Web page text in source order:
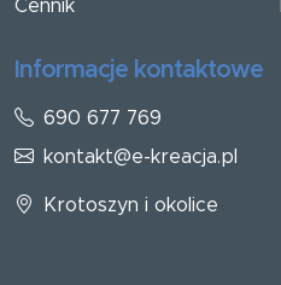
Cennik
Informacje kontaktowe
690 677 769
kontakt@e-kreacja.pl
Krotoszyn i okolice